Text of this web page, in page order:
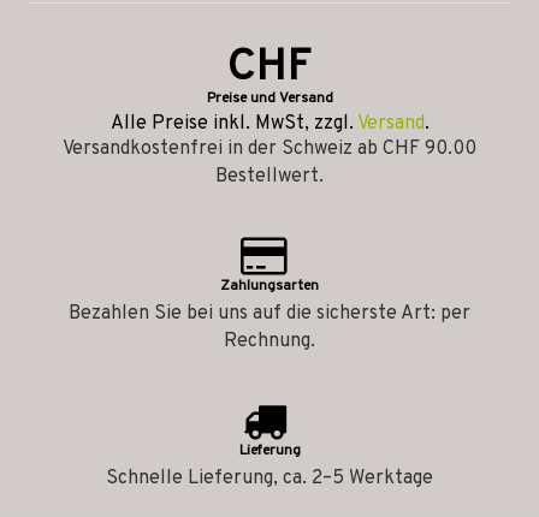
CHF
Preise und Versand
Alle Preise inkl. MwSt, zzgl. Versand.
Versandkostenfrei in der Schweiz ab CHF 90.00
Bestellwert.
Zahlungsarten
Bezahlen Sie bei uns auf die sicherste Art: per
Rechnung.
Lieferung
Schnelle Lieferung, ca. 2–5 Werktage